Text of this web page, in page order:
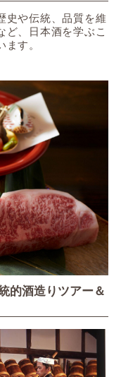
史や伝統、品質を維
ど、日本酒を学ぶこ
す。
的酒造りツアー＆